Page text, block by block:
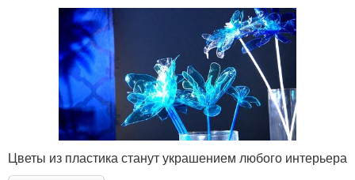
Цветы из пластика станут украшением любого интерьера